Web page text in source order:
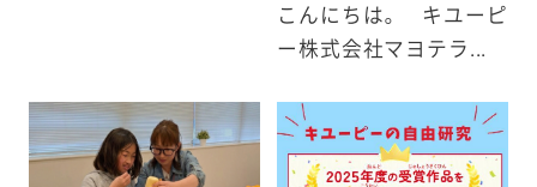
こんにちは。 キユーピ
ー株式会社マヨテラ...